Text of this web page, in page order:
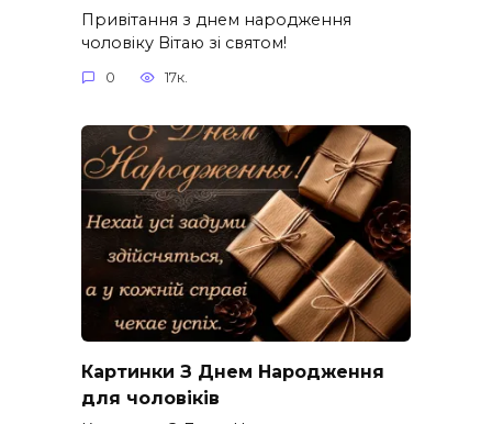
Привітання з днем народження
чоловіку Вітаю зі святом!
0 17к.
Картинки З Днем Народження
для чоловіків​